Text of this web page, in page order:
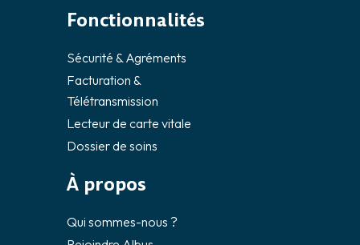
À propos
Qui sommes-nous ?
Fonctionnalités
Sécurité & Agréments
Facturation &
Télétransmission
Lecteur de carte vitale
Dossier de soins